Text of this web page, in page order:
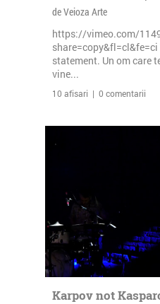
de Veioza Arte
https://vimeo.com/
share=copy&fl=cl&fe=ci
statement. Un om care
vine...
10 afisari | 0 comentarii
Karpov not